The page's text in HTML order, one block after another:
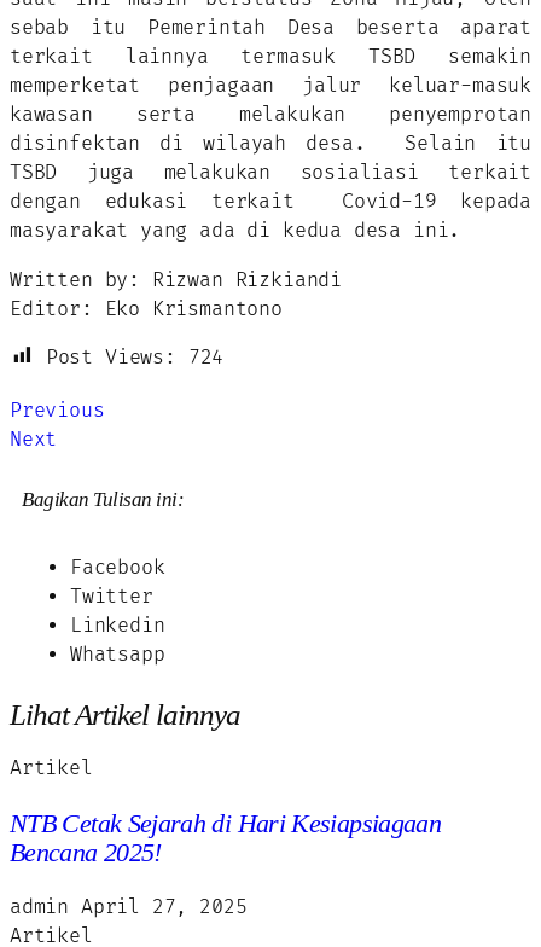
sebab itu Pemerintah Desa beserta aparat
terkait lainnya termasuk TSBD semakin
memperketat penjagaan jalur keluar-masuk
kawasan serta melakukan penyemprotan
disinfektan di wilayah desa. Selain itu
TSBD juga melakukan sosialiasi terkait
dengan edukasi terkait Covid-19 kepada
masyarakat yang ada di kedua desa ini.
Written by: Rizwan Rizkiandi
Editor: Eko Krismantono
Post Views: 724
Previous
Next
Bagikan Tulisan ini:
Facebook
Twitter
Linkedin
Whatsapp
Lihat Artikel lainnya
Artikel
NTB Cetak Sejarah di Hari Kesiapsiagaan
Bencana 2025!
admin April 27, 2025
Artikel